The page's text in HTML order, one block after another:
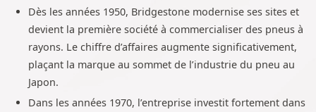
Dès les années 1950, Bridgestone modernise ses sites et
devient la première société à commercialiser des pneus à
rayons. Le chiffre d’affaires augmente significativement,
plaçant la marque au sommet de l’industrie du pneu au
Japon.
Dans les années 1970, l’entreprise investit fortement dans